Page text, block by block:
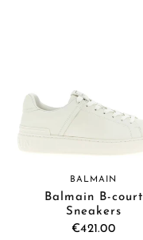
BALMAIN
Balmain B-court
Sneakers
€421.00